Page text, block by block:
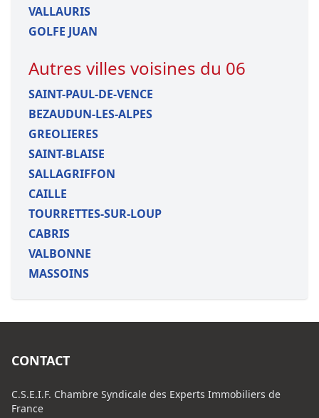
VALLAURIS
GOLFE JUAN
Autres villes voisines du 06
SAINT-PAUL-DE-VENCE
BEZAUDUN-LES-ALPES
GREOLIERES
SAINT-BLAISE
SALLAGRIFFON
CAILLE
TOURRETTES-SUR-LOUP
CABRIS
VALBONNE
MASSOINS
CONTACT
C.S.E.I.F. Chambre Syndicale des Experts Immobiliers de
France